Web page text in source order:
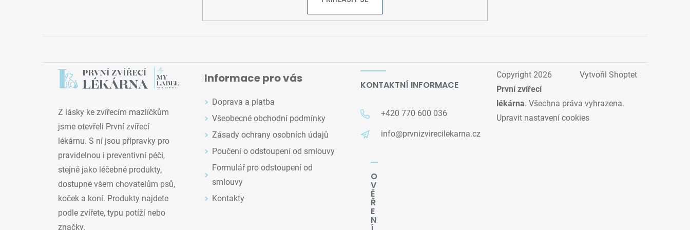
Z lásky ke zvířecím mazlíčkům
jsme otevřeli První zvířecí
lékárnu. S ní jsou přípravky pro
pravidelnou i preventivní péči,
stejně jako léčebné produkty,
dostupné všem chovatelům psů,
koček a koní. Produkty najdete
podle zvířete, typu potíží nebo
značky.
Informace pro vás
Doprava a platba
Všeobecné obchodní podmínky
Zásady ochrany osobních údajů
Poučení o odstoupení od smlouvy
Formulář pro odstoupení od
smlouvy
Kontakty
KONTAKTNÍ INFORMACE
+420 770 600 036
info@prvnizvirecilekarna.cz
O
V
Ě
Ř
E
N
Vytvořil Shoptet
Copyright 2026
První zvířecí
lékárna. Všechna práva vyhrazena.
Upravit nastavení cookies